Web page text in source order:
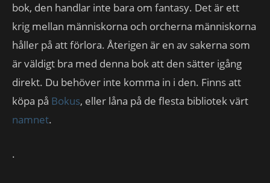
bok, den handlar inte bara om fantasy. Det är ett
krig mellan människorna och orcherna människorna
håller på att förlora. Återigen är en av sakerna som
är väldigt bra med denna bok att den sätter igång
direkt. Du behöver inte komma in i den. Finns att
köpa på Bokus, eller låna på de flesta bibliotek värt
namnet.
.